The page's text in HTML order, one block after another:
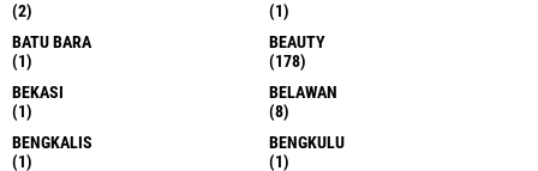
(2)
(1)
BATU BARA
(1)
BEAUTY
(178)
BEKASI
(1)
BELAWAN
(8)
BENGKALIS
(1)
BENGKULU
(1)